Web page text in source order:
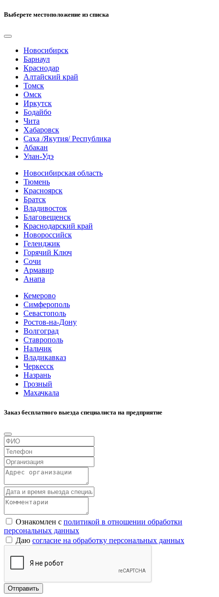
Выберете местоположение из списка
Новосибирск
Барнаул
Краснодар
Алтайский край
Томск
Омск
Иркутск
Бодайбо
Чита
Хабаровск
Саха /Якутия/ Республика
Абакан
Улан-Удэ
Новосибирская область
Тюмень
Красноярск
Братск
Владивосток
Благовещенск
Краснодарский край
Новороссийск
Геленджик
Горячий Ключ
Сочи
Армавир
Анапа
Кемерово
Симферополь
Севастополь
Ростов-на-Дону
Волгоград
Ставрополь
Нальчик
Владикавказ
Черкесск
Назрань
Грозный
Махачкала
Заказ бесплатного выезда специалиста на предприятие
Ознакомлен с политикой в отношении обработки
персональных данных
Даю согласие на обработку персональных данных